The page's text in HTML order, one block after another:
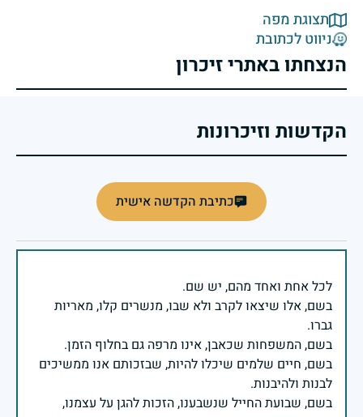
תצוגת מפה
ניווט לכתובת
הנצחתו באתרי זיכרון
הקדשות וזיכרונות
כתיבת הקדשה אישית
בשם, אלו שיצאו לקרב ולא שבו, מנשרים קלו, מאריות
בשם, חיים שלמים שיכלו להיות, שבזכותם אנו ממשיכים
בשם, שבועת החייל שנשבענו, הזכות להגן על עצמנו,